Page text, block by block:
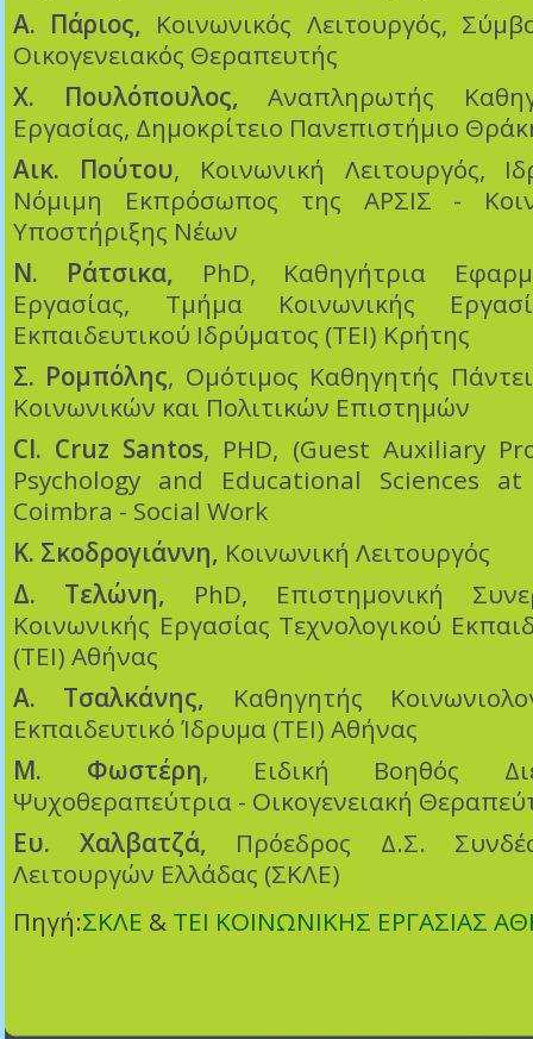
Α. Πάριος, Κοινωνικός Λειτουργός,
Οικογενειακός Θεραπευτής
Χ. Πουλόπουλος, Αναπληρωτής
Εργασίας, Δημοκρίτειο Πανεπιστήμιο
Αικ. Πούτου, Κοινωνική Λειτουργός,
Νόμιμη Εκπρόσωπος της ΑΡΣΙΣ -
Υποστήριξης Νέων
Ν. Ράτσικα, PhD, Καθηγήτρια
Εργασίας, Τμήμα Κοινωνικής
Εκπαιδευτικού Ιδρύματος (ΤΕΙ) Κρήτης
Σ. Ρομπόλης, Ομότιμος Καθηγητής
Κοινωνικών και Πολιτικών Επιστημών
Cl. Cruz Santos, PHD, (Guest Auxiliary
Psychology and Educational Sciences
Coimbra - Social Work
Κ. Σκοδρογιάννη, Κοινωνική Λειτουργός
Δ. Τελώνη, PhD, Επιστημονική
Κοινωνικής Εργασίας Τεχνολογικού
(ΤΕΙ) Αθήνας
Α. Τσαλκάνης, Καθηγητής
Εκπαιδευτικό Ίδρυμα (ΤΕΙ) Αθήνας
Μ. Φωστέρη, Ειδική Βοηθός
Ψυχοθεραπεύτρια - Οικογενειακή
Ευ. Χαλβατζά, Πρόεδρος Δ.Σ.
Λειτουργών Ελλάδας (ΣΚΛΕ)
Πηγή:ΣΚΛΕ & ΤΕΙ ΚΟΙΝΩΝΙΚΗΣ ΕΡΓΑΣΙΑΣ